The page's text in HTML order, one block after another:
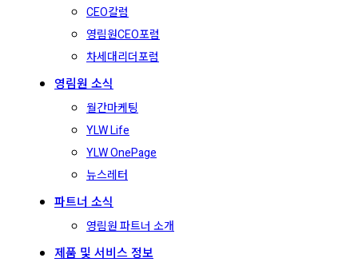
CEO칼럼
영림원CEO포럼
차세대리더포럼
영림원 소식
월간마케팅
YLW Life
YLW OnePage
뉴스레터
파트너 소식
영림원 파트너 소개
제품 및 서비스 정보